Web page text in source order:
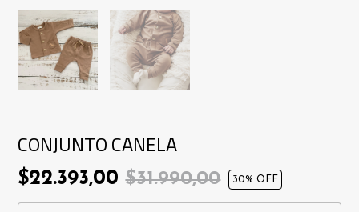
CONJUNTO CANELA
$22.393,00$31.990,00 30% OFF